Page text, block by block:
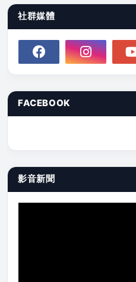
社群媒體
FACEBOOK
影音新聞